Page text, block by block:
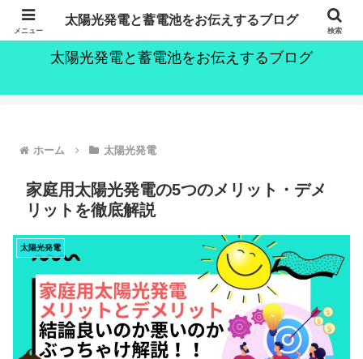
～持続可能な社会の実現のために～
太陽光発電と蓄電池をお伝えするブログ
ホーム 太陽光発電
家庭用太陽光発電の5つのメリット・デメ
リットを徹底解説
太陽光発電
メニュー
太陽光発電と蓄電池をお伝えするブログ
検索